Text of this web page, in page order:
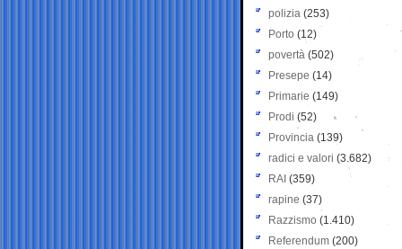
polizia (253)
Porto (12)
povertà (502)
Presepe (14)
Primarie (149)
Prodi (52)
Provincia (139)
radici e valori (3.682)
RAI (359)
rapine (37)
Razzismo (1.410)
Referendum (200)